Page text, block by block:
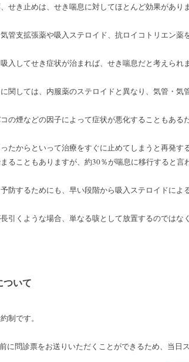
せき止めは、せき喘息に対してほとんど効果がありま
管支拡張薬や吸入ステロイド、抗ロイコトリエン薬
入してせき症状が治まれば、せき喘息だと考えられま
関しては、内服薬のステロイドと異なり、気管・気
の煙などの因子によって症状が悪化することもある
たからといって治療をすぐに止めてしまうと再発す
ることもありますが、約30％が喘息に移行すると言
防するためにも、早い段階から吸入ステロイドによ
引くような場合、単なる咳として放置するのではな
ついて
制です。
に問診票をお送りいただくことができるため、当日